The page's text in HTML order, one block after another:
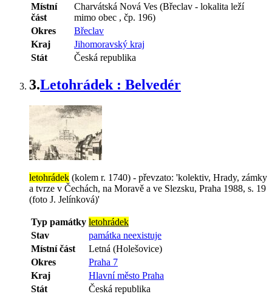
Místní
část
Charvátská Nová Ves (Břeclav - lokalita leží
mimo obec , čp. 196)
Okres
Břeclav
Kraj
Jihomoravský kraj
Stát
Česká republika
3.Letohrádek : Belvedér
letohrádek (kolem r. 1740) - převzato: 'kolektiv, Hrady, zámky
a tvrze v Čechách, na Moravě a ve Slezsku, Praha 1988, s. 19
(foto J. Jelínková)'
Typ památky letohrádek
Stav
památka neexistuje
Místní část
Letná (Holešovice)
Okres
Praha 7
Kraj
Hlavní město Praha
Stát
Česká republika